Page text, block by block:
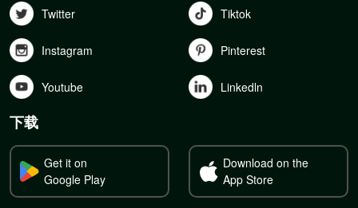
Twitter Tiktok
Instagram Pinterest
Youtube Linkedln
下载
Get it on
Google Play
Download on the
App Store